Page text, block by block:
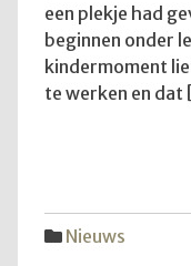
een plekje had
beginnen onder
kindermoment
te werken en
Nieuws